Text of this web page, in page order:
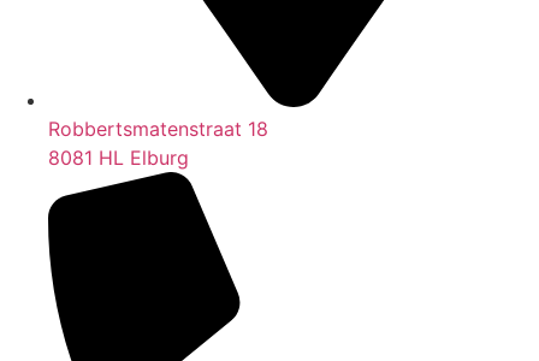
Robbertsmatenstraat 18
8081 HL Elburg